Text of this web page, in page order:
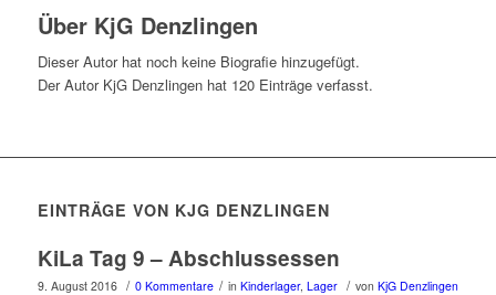
Über KjG Denzlingen
Dieser Autor hat noch keine Biografie hinzugefügt.
Der Autor KjG Denzlingenhat 120 Einträge verfasst.
EINTRÄGE VON KJG DENZLINGEN
KiLa Tag 9 – Abschlussessen
9. August 2016 / 0 Kommentare / in Kinderlager, Lager / von KjG Denzlingen